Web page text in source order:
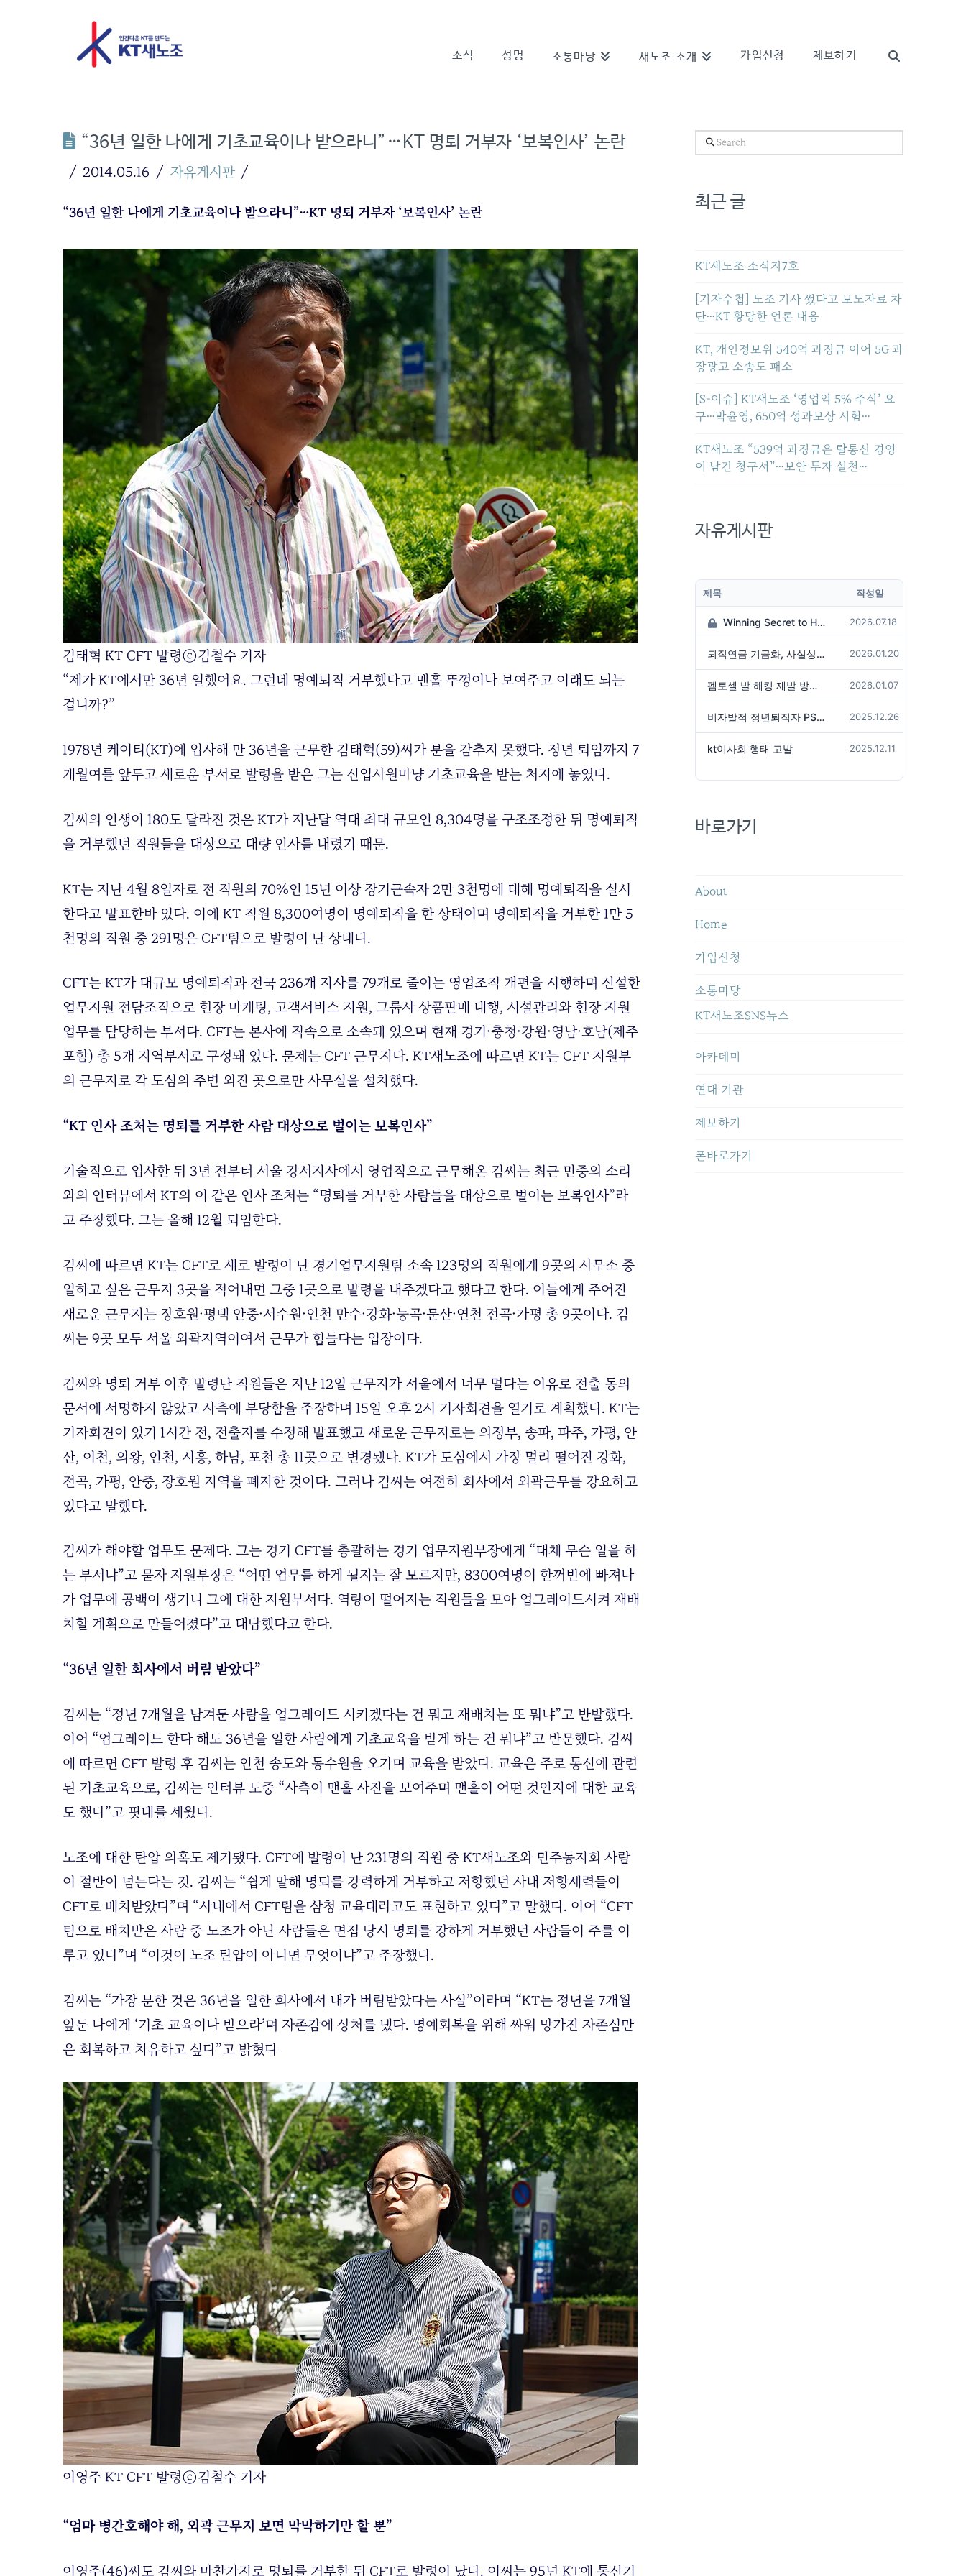
소식 성명 소통마당 새노조 소개 가입신청 제보하기
“36년 일한 나에게 기초교육이나 받으라니”…KT 명퇴 거부자 ‘보복인사’ 논란
2014.05.16 자유게시판
“36년 일한 나에게 기초교육이나 받으라니”…KT 명퇴 거부자 ‘보복인사’ 논란
김태혁 KT CFT 발령ⓒ김철수 기자
“제가 KT에서만 36년 일했어요. 그런데 명예퇴직 거부했다고 맨홀 뚜껑이나 보여주고 이래도 되는
겁니까?”
1978년 케이티(KT)에 입사해 만 36년을 근무한 김태혁(59)씨가 분을 감추지 못했다. 정년 퇴임까지 7
개월여를 앞두고 새로운 부서로 발령을 받은 그는 신입사원마냥 기초교육을 받는 처지에 놓였다.
김씨의 인생이 180도 달라진 것은 KT가 지난달 역대 최대 규모인 8,304명을 구조조정한 뒤 명예퇴직
을 거부했던 직원들을 대상으로 대량 인사를 내렸기 때문.
KT는 지난 4월 8일자로 전 직원의 70%인 15년 이상 장기근속자 2만 3천명에 대해 명예퇴직을 실시
한다고 발표한바 있다. 이에 KT 직원 8,300여명이 명예퇴직을 한 상태이며 명예퇴직을 거부한 1만 5
천명의 직원 중 291명은 CFT팀으로 발령이 난 상태다.
CFT는 KT가 대규모 명예퇴직과 전국 236개 지사를 79개로 줄이는 영업조직 개편을 시행하며 신설한
업무지원 전담조직으로 현장 마케팅, 고객서비스 지원, 그룹사 상품판매 대행, 시설관리와 현장 지원
업무를 담당하는 부서다. CFT는 본사에 직속으로 소속돼 있으며 현재 경기·충청·강원·영남·호남(제주
포함) 총 5개 지역부서로 구성돼 있다. 문제는 CFT 근무지다. KT새노조에 따르면 KT는 CFT 지원부
의 근무지로 각 도심의 주변 외진 곳으로만 사무실을 설치했다.
“KT 인사 조처는 명퇴를 거부한 사람 대상으로 벌이는 보복인사”
기술직으로 입사한 뒤 3년 전부터 서울 강서지사에서 영업직으로 근무해온 김씨는 최근 민중의 소리
와의 인터뷰에서 KT의 이 같은 인사 조처는 “명퇴를 거부한 사람들을 대상으로 벌이는 보복인사”라
고 주장했다. 그는 올해 12월 퇴임한다.
김씨에 따르면 KT는 CFT로 새로 발령이 난 경기업무지원팀 소속 123명의 직원에게 9곳의 사무소 중
일하고 싶은 근무지 3곳을 적어내면 그중 1곳으로 발령을 내주겠다고 했다고 한다. 이들에게 주어진
새로운 근무지는 장호원·평택 안중·서수원·인천 만수·강화·능곡·문산·연천 전곡·가평 총 9곳이다. 김
씨는 9곳 모두 서울 외곽지역이여서 근무가 힘들다는 입장이다.
김씨와 명퇴 거부 이후 발령난 직원들은 지난 12일 근무지가 서울에서 너무 멀다는 이유로 전출 동의
문서에 서명하지 않았고 사측에 부당함을 주장하며 15일 오후 2시 기자회견을 열기로 계획했다. KT는
기자회견이 있기 1시간 전, 전출지를 수정해 발표했고 새로운 근무지로는 의정부, 송파, 파주, 가평, 안
산, 이천, 의왕, 인천, 시흥, 하남, 포천 총 11곳으로 변경됐다. KT가 도심에서 가장 멀리 떨어진 강화,
전곡, 가평, 안중, 장호원 지역을 폐지한 것이다. 그러나 김씨는 여전히 회사에서 외곽근무를 강요하고
있다고 말했다.
김씨가 해야할 업무도 문제다. 그는 경기 CFT를 총괄하는 경기 업무지원부장에게 “대체 무슨 일을 하
는 부서냐”고 묻자 지원부장은 “어떤 업무를 하게 될지는 잘 모르지만, 8300여명이 한꺼번에 빠져나
가 업무에 공백이 생기니 그에 대한 지원부서다. 역량이 떨어지는 직원들을 모아 업그레이드시켜 재배
치할 계획으로 만들어졌다”고 대답했다고 한다.
“36년 일한 회사에서 버림 받았다”
김씨는 “정년 7개월을 남겨둔 사람을 업그레이드 시키겠다는 건 뭐고 재배치는 또 뭐냐”고 반발했다.
이어 “업그레이드 한다 해도 36년을 일한 사람에게 기초교육을 받게 하는 건 뭐냐”고 반문했다. 김씨
에 따르면 CFT 발령 후 김씨는 인천 송도와 동수원을 오가며 교육을 받았다. 교육은 주로 통신에 관련
된 기초교육으로, 김씨는 인터뷰 도중 “사측이 맨홀 사진을 보여주며 맨홀이 어떤 것인지에 대한 교육
도 했다”고 핏대를 세웠다.
노조에 대한 탄압 의혹도 제기됐다. CFT에 발령이 난 231명의 직원 중 KT새노조와 민주동지회 사람
이 절반이 넘는다는 것. 김씨는 “쉽게 말해 명퇴를 강력하게 거부하고 저항했던 사내 저항세력들이
CFT로 배치받았다”며 “사내에서 CFT팀을 삼청 교육대라고도 표현하고 있다”고 말했다. 이어 “CFT
팀으로 배치받은 사람 중 노조가 아닌 사람들은 면접 당시 명퇴를 강하게 거부했던 사람들이 주를 이
루고 있다”며 “이것이 노조 탄압이 아니면 무엇이냐”고 주장했다.
김씨는 “가장 분한 것은 36년을 일한 회사에서 내가 버림받았다는 사실”이라며 “KT는 정년을 7개월
앞둔 나에게 ‘기초 교육이나 받으라’며 자존감에 상처를 냈다. 명예회복을 위해 싸워 망가진 자존심만
은 회복하고 치유하고 싶다”고 밝혔다
이영주 KT CFT 발령ⓒ김철수 기자
“엄마 병간호해야 해, 외곽 근무지 보면 막막하기만 할 뿐”
이영주(46)씨도 김씨와 마찬가지로 명퇴를 거부한 뒤 CFT로 발령이 났다. 이씨는 95년 KT에 통신기
Search
최근 글
KT새노조 소식지7호
[기자수첩] 노조 기사 썼다고 보도자료 차
단…KT 황당한 언론 대응
KT, 개인정보위 540억 과징금 이어 5G 과
장광고 소송도 패소
[S-이슈] KT새노조 ‘영업익 5% 주식’ 요
구…박윤영, 650억 성과보상 시험…
KT새노조 “539억 과징금은 탈통신 경영
이 남긴 청구서”…보안 투자 실천…
자유게시판
제목 작성일
Winning Secret to Hit the Jackpot! 2026.07.18
퇴직연금 기금화, 사실상 국가가 관리하겠다는 것인가? 2026.01.20
펨토셀 발 해킹 재발 방지 위해서는 2026.01.07
비자발적 정년퇴직자 PS성과급 미지급은 임금체불 아닌가? 2025.12.26
kt이사회 행태 고발 2025.12.11
바로가기
About
Home
가입신청
소통마당
KT새노조SNS뉴스
아카데미
연대 기관
제보하기
폰바로가기